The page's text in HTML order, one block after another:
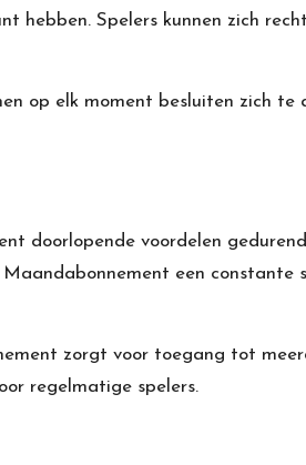
hebben. Spelers kunnen zich
op elk moment besluiten zich te
doorlopende voordelen
een constante
zorgt voor toegang tot
regelmatige spelers.